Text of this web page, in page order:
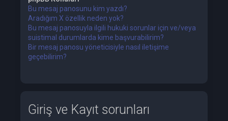
Bu mesaj panosunu kim yazdı?
Aradığım X özellik neden yok?
Bu mesaj panosuyla ilgili hukuki sorunlar için ve/veya
suistimal durumlarda kime başvurabilirim?
Bir mesaj panosu yöneticisiyle nasıl iletişime
geçebilirim?
Giriş ve Kayıt sorunları